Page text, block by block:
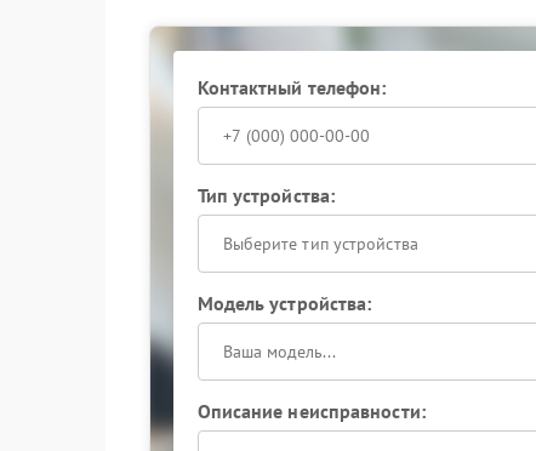
Контактный телефон:
Тип устройства:
Выберите тип устройства
Модель устройства:
Описание неисправности: